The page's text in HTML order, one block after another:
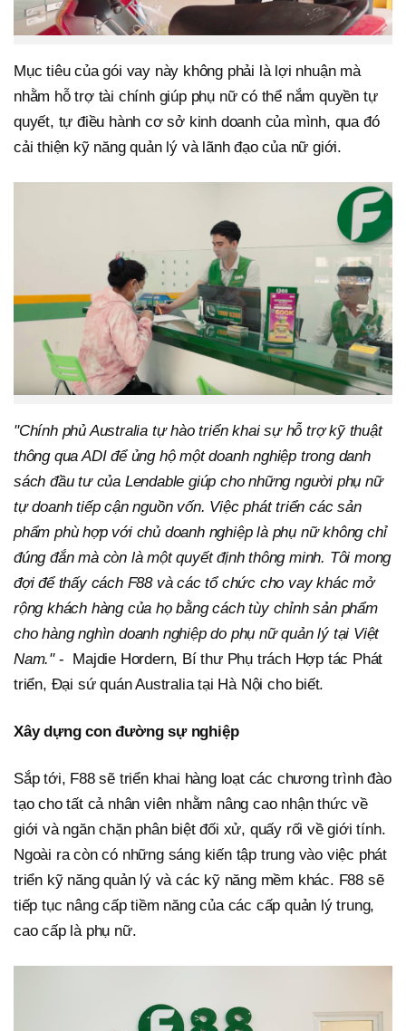
Mục tiêu của gói vay này không phải là lợi nhuận mà
nhằm hỗ trợ tài chính giúp phụ nữ có thể nắm quyền tự
quyết, tự điều hành cơ sở kinh doanh của mình, qua đó
cải thiện kỹ năng quản lý và lãnh đạo của nữ giới.
"Chính phủ Australia tự hào triển khai sự hỗ trợ kỹ thuật
thông qua ADI để ủng hộ một doanh nghiệp trong danh
sách đầu tư của Lendable giúp cho những người phụ nữ
tự doanh tiếp cận nguồn vốn. Việc phát triển các sản
phẩm phù hợp với chủ doanh nghiệp là phụ nữ không chỉ
đúng đắn mà còn là một quyết định thông minh. Tôi mong
đợi để thấy cách F88 và các tổ chức cho vay khác mở
rộng khách hàng của họ bằng cách tùy chỉnh sản phẩm
cho hàng nghìn doanh nghiệp do phụ nữ quản lý tại Việt
Nam."- Majdie Hordern, Bí thư Phụ trách Hợp tác Phát
triển, Đại sứ quán Australia tại Hà Nội cho biết.
Xây dựng con đường sự nghiệp
Sắp tới, F88 sẽ triển khai hàng loạt các chương trình đào
tạo cho tất cả nhân viên nhằm nâng cao nhận thức về
giới và ngăn chặn phân biệt đối xử, quấy rối về giới tính.
Ngoài ra còn có những sáng kiến tập trung vào việc phát
triển kỹ năng quản lý và các kỹ năng mềm khác. F88 sẽ
tiếp tục nâng cấp tiềm năng của các cấp quản lý trung,
cao cấp là phụ nữ.